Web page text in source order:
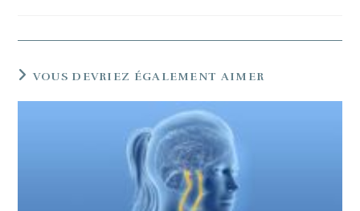
VOUS DEVRIEZ ÉGALEMENT AIMER